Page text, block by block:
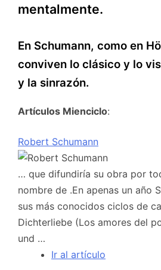
mentalmente.
En Schumann, como en
conviven lo clásico y lo
y la sinrazón.
Artículos Mienciclo:
Robert Schumann
… que difundiría su obra por
nombre de .En apenas un año
sus más conocidos ciclos de
Dichterliebe (Los amores del
und …
Ir al artículo